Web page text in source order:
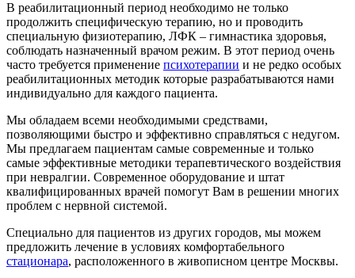
В реабилитационный период необходимо не только
продолжить специфическую терапию, но и проводить
специальную физиотерапию, ЛФК – гимнастика здоровья,
соблюдать назначенный врачом режим. В этот период очень
часто требуется применение психотерапии и не редко особых
реабилитационных методик которые разрабатываются нами
индивидуально для каждого пациента.
Мы обладаем всеми необходимыми средствами,
позволяющими быстро и эффективно справляться с недугом.
Мы предлагаем пациентам самые современные и только
самые эффективные методики терапевтического воздействия
при невралгии. Современное оборудование и штат
квалифицированных врачей помогут Вам в решении многих
проблем с нервной системой.
Специально для пациентов из других городов, мы можем
предложить лечение в условиях комфортабельного
стационара, расположенного в живописном центре Москвы.